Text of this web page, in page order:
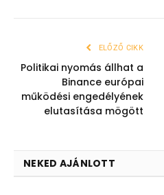
ELŐZŐ CIKK
Politikai nyomás állhat a
Binance európai
működési engedélyének
elutasítása mögött
NEKED AJÁNLOTT